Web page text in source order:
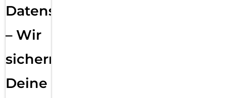
Datensicherung
– Wir
sichern
Deine